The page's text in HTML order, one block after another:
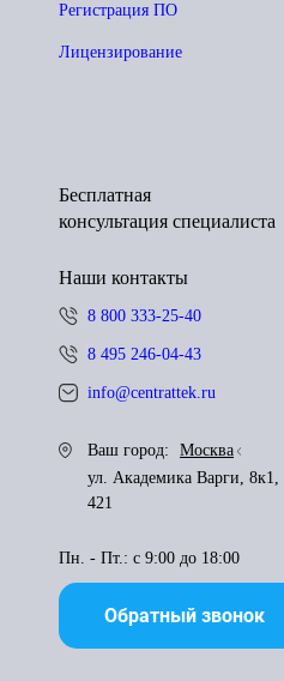
Регистрация ПО
Лицензирование
Бесплатная
консультация специалиста
Наши контакты
8 800 333-25-40
8 495 246-04-43
info@centrattek.ru
Ваш город:
Москва
ул. Академика Варги,
421
Пн. - Пт.: с 9:00 до 18:00
Обратный звонок